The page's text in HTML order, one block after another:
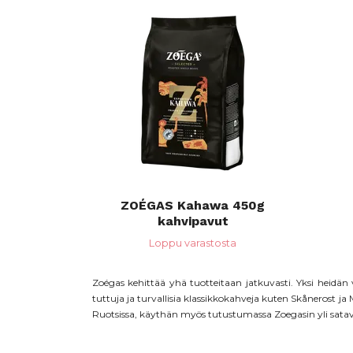
ZOÉGAS Kahawa 450g
kahvipavut
Loppu varastosta
Zoégas kehittää yhä tuotteitaan jatkuvasti. Yksi
tuttuja ja turvallisia klassikkokahveja kuten Skånerost ja
Ruotsissa, käythän myös tutustumassa Zoegasin yli